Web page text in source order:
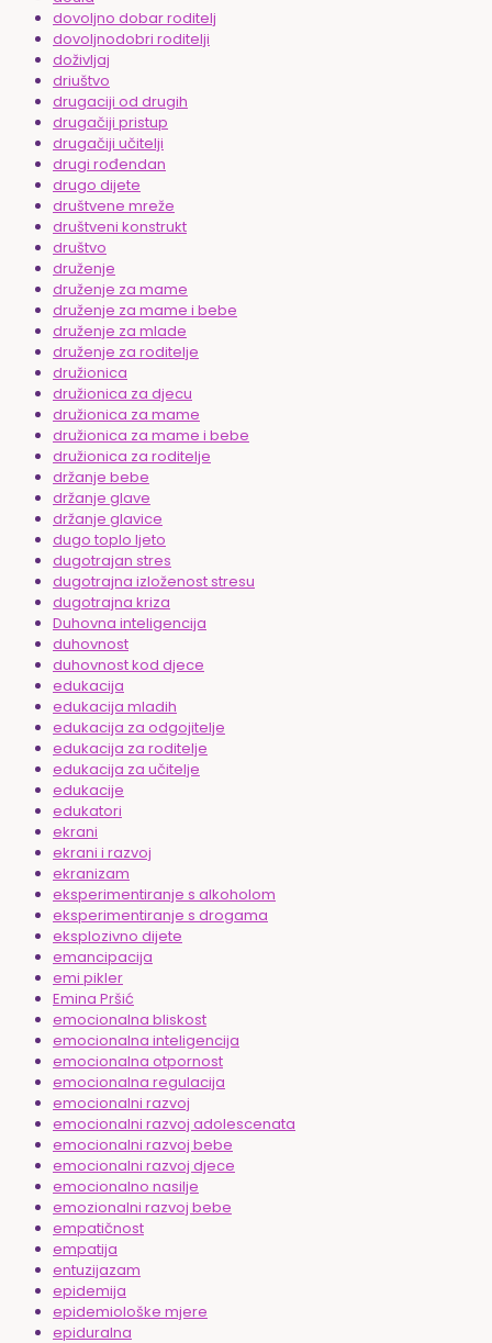
dovoljno dobar roditelj
dovoljnodobri roditelji
doživljaj
driuštvo
drugaciji od drugih
drugačiji pristup
drugačiji učitelji
drugi rođendan
drugo dijete
društvene mreže
društveni konstrukt
društvo
druženje
druženje za mame
druženje za mame i bebe
druženje za mlade
druženje za roditelje
družionica
družionica za djecu
družionica za mame
družionica za mame i bebe
družionica za roditelje
držanje bebe
držanje glave
držanje glavice
dugo toplo ljeto
dugotrajan stres
dugotrajna izloženost stresu
dugotrajna kriza
Duhovna inteligencija
duhovnost
duhovnost kod djece
edukacija
edukacija mladih
edukacija za odgojitelje
edukacija za roditelje
edukacija za učitelje
edukacije
edukatori
ekrani
ekrani i razvoj
ekranizam
eksperimentiranje s alkoholom
eksperimentiranje s drogama
eksplozivno dijete
emancipacija
emi pikler
Emina Pršić
emocionalna bliskost
emocionalna inteligencija
emocionalna otpornost
emocionalna regulacija
emocionalni razvoj
emocionalni razvoj adolescenata
emocionalni razvoj bebe
emocionalni razvoj djece
emocionalno nasilje
emozionalni razvoj bebe
empatičnost
empatija
entuzijazam
epidemija
epidemiološke mjere
epiduralna